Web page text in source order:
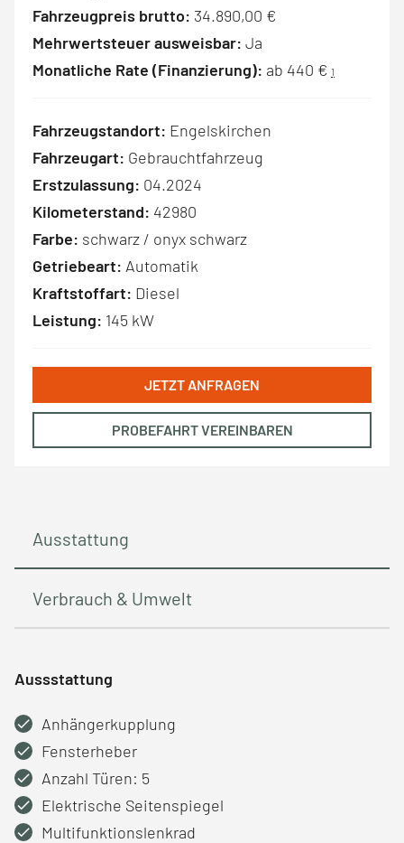
Fahrzeugpreis brutto: 34.890,00 €
Mehrwertsteuer ausweisbar: Ja
Monatliche Rate (Finanzierung): ab 440 € 1
Fahrzeugstandort: Engelskirchen
Fahrzeugart: Gebrauchtfahrzeug
Erstzulassung: 04.2024
Kilometerstand: 42980
Farbe: schwarz / onyx schwarz
Getriebeart: Automatik
Kraftstoffart: Diesel
Leistung: 145 kW
JETZT ANFRAGEN
PROBEFAHRT VEREINBAREN
Ausstattung
Verbrauch & Umwelt
Aussstattung
Anhängerkupplung
Fensterheber
Anzahl Türen: 5
Elektrische Seitenspiegel
Multifunktionslenkrad